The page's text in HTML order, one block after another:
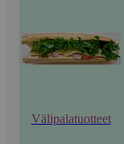
Välipalatuotteet